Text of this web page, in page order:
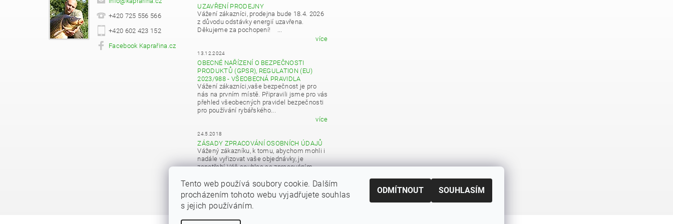
+420 725 556 566
+420 602 423 152
Facebook Kaprařina.cz
UZAVŘENÍ PRODEJNY
Vážení zákazníci, prodejna bude 18.4. 2026
z důvodu odstávky energií uzavřena.
Děkujeme za pochopení! ...
více
13.12.2024
OBECNÉ NAŘÍZENÍ O BEZPEČNOSTI
PRODUKTŮ (GPSR), REGULATION (EU)
2023/988 - VŠEOBECNÁ PRAVIDLA
Vážení zákazníci,vaše bezpečnost je pro
nás na prvním místě. Připravili jsme pro vás
přehled všeobecných pravidel bezpečnosti
pro používání rybářského...
více
24.5.2018
ZÁSADY ZPRACOVÁNÍ OSOBNÍCH ÚDAJŮ
Vážený zákazníku, k tomu, abychom mohli i
nadále vyřizovat vaše objednávky, je
zapotřebí Váš souhlas se zpracováním
více
Tento web používá soubory cookie. Dalším
procházením tohoto webu vyjadřujete souhlas
s jejich používáním.
ODMÍTNOUT SOUHLASÍM